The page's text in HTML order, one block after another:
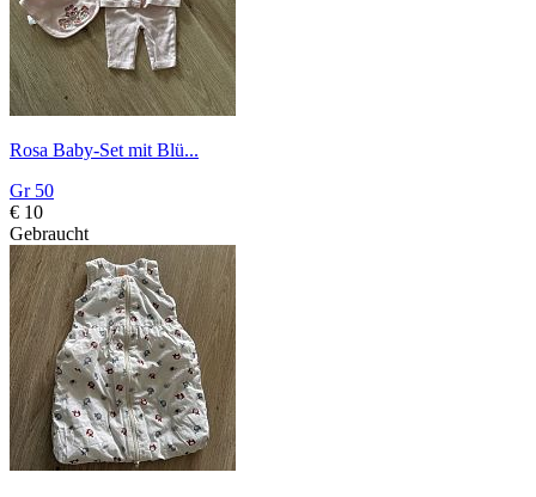
Rosa Baby-Set mit Blü...
Gr 50
€ 10
Gebraucht